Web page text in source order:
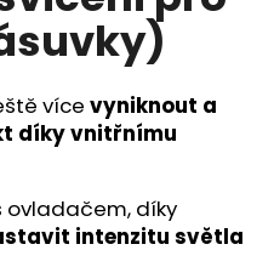
více vyniknout a
díky vnitřnímu
ovladačem, díky
intenzitu světla